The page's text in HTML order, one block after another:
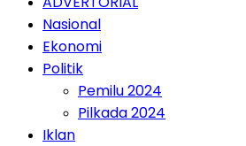
Nasional
Ekonomi
Politik
Pemilu 2024
Pilkada 2024
Iklan